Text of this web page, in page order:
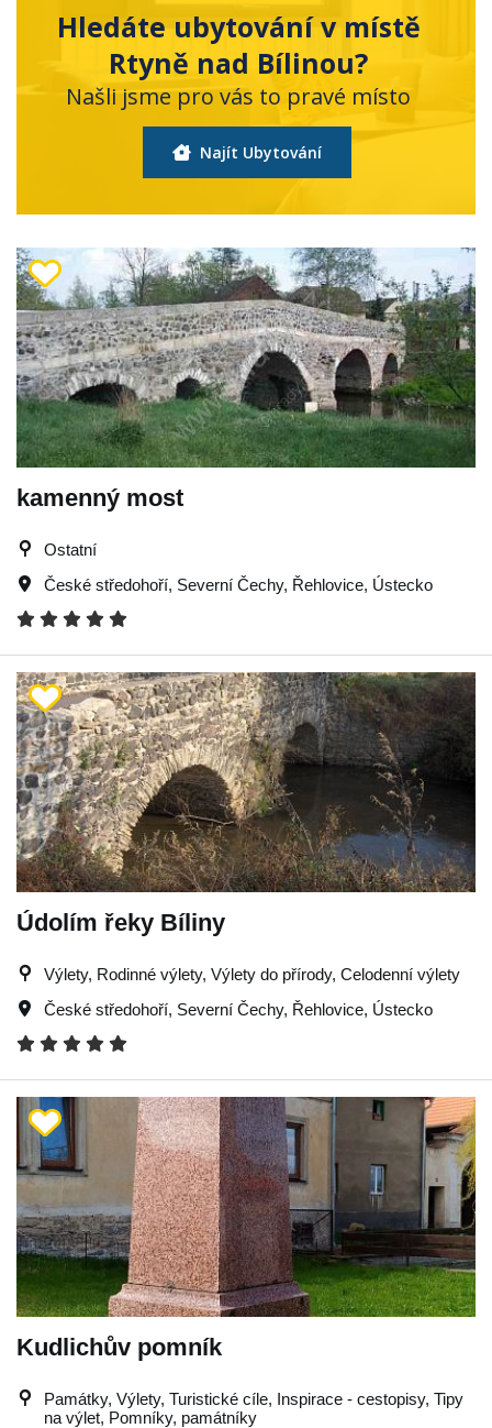
Hledáte ubytování v místě
Rtyně nad Bílinou?
Našli jsme pro vás to pravé místo
Najít Ubytování
kamenný most
Ostatní
České středohoří, Severní Čechy, Řehlovice, Ústecko
Údolím řeky Bíliny
Výlety, Rodinné výlety, Výlety do přírody, Celodenní výlety
České středohoří, Severní Čechy, Řehlovice, Ústecko
Kudlichův pomník
Památky, Výlety, Turistické cíle, Inspirace - cestopisy, Tipy
na výlet, Pomníky, památníky